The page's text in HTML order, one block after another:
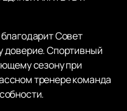
Совет
доверие. Спортивный
сезону при
тренере команда